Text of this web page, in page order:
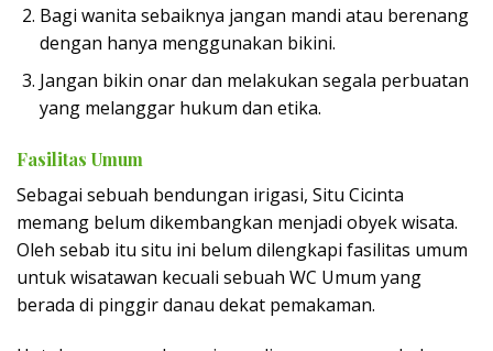
Bagi wanita sebaiknya jangan mandi atau berenang
dengan hanya menggunakan bikini.
Jangan bikin onar dan melakukan segala perbuatan
yang melanggar hukum dan etika.
Fasilitas Umum
Sebagai sebuah bendungan irigasi, Situ Cicinta
memang belum dikembangkan menjadi obyek wisata.
Oleh sebab itu situ ini belum dilengkapi fasilitas umum
untuk wisatawan kecuali sebuah WC Umum yang
berada di pinggir danau dekat pemakaman.